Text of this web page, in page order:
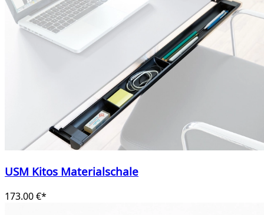
USM Kitos Materialschale
173.00 €*